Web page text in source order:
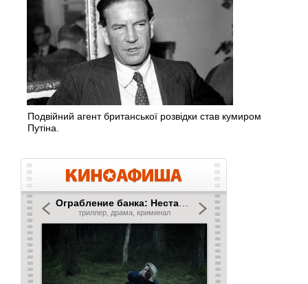
Подвійний агент британської розвідки став кумиром
Путіна.